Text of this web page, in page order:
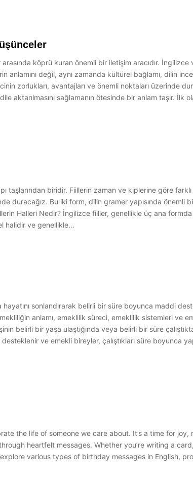
köprü kuran önemli bir iletişim aracıdır.
anlamını değil, aynı zamanda kültürel bağlamı, dilin
zorlukları, avantajları ve önemli noktaları üzerinde
aktarılmasını sağlamanın ötesinde bir anlam taşır. İlk
taşlarından biridir. Fiillerin zaman ve kiplerine göre
Bu iki form, dilin gramer yapısında önemli
Halleri Nedir? İngilizce fiiller, genellikle üç ana
halidir ve genellikle…
hayatını sonlandırarak belirli bir süre boyunca maddi
anlamı, emeklilik süreci, emeklilik sistemleri ve
belirli bir yaşa ulaştığında veya belirli bir süre
ve emekli bireyler, çalıştıkları süre boyunca
the life of someone we care about. It’s a time for
heartfelt messages. Whether you’re writing a
various types of birthday messages in English,